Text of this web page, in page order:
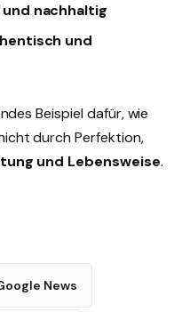
nachhaltig
und
Beispiel dafür, wie
durch Perfektion,
und Lebensweise.
News